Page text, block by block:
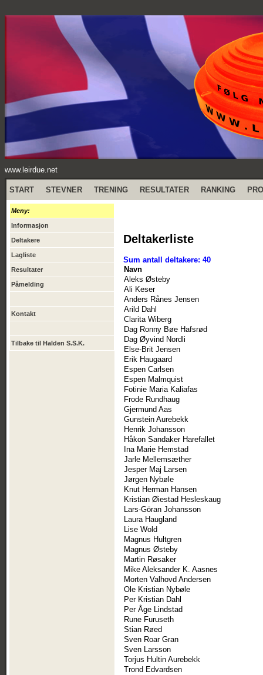
www.leirdue.net
START STEVNER TRENING RESULTATER RANKING
Meny:
Informasjon
Deltakere
Lagliste
Resultater
Påmelding
Kontakt
Tilbake til Halden S.S.K.
Deltakerliste
Sum antall deltakere: 40
Navn
Aleks Østeby
Ali Keser
Anders Rånes Jensen
Arild Dahl
Clarita Wiberg
Dag Ronny Bøe Hafsrød
Dag Øyvind Nordli
Else-Brit Jensen
Erik Haugaard
Espen Carlsen
Espen Malmquist
Fotinie Maria Kaliafas
Frode Rundhaug
Gjermund Aas
Gunstein Aurebekk
Henrik Johansson
Håkon Sandaker Harefallet
Ina Marie Hemstad
Jarle Mellemsæther
Jesper Maj Larsen
Jørgen Nybøle
Knut Herman Hansen
Kristian Øiestad Hesleskaug
Lars-Göran Johansson
Laura Haugland
Lise Wold
Magnus Hultgren
Magnus Østeby
Martin Røsaker
Mike Aleksander K. Aasnes
Morten Valhovd Andersen
Ole Kristian Nybøle
Per Kristian Dahl
Per Åge Lindstad
Rune Furuseth
Stian Røed
Sven Roar Gran
Sven Larsson
Torjus Hultin Aurebekk
Trond Edvardsen